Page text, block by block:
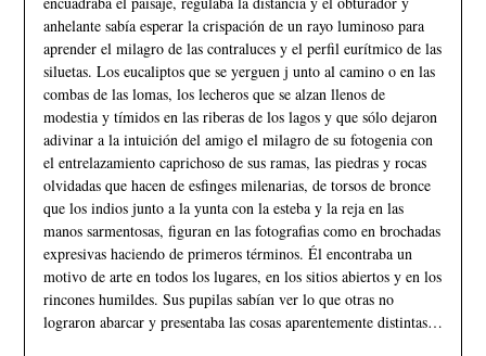
anhelante sabía esperar la crispación de un rayo luminoso para
aprender el milagro de las contraluces y el perfil eurítmico de las
siluetas. Los eucaliptos que se yerguen j unto al camino o en las
combas de las lomas, los lecheros que se alzan llenos de
modestia y tímidos en las riberas de los lagos y que sólo dejaron
adivinar a la intuición del amigo el milagro de su fotogenia con
el entrelazamiento caprichoso de sus ramas, las piedras y rocas
olvidadas que hacen de esfinges milenarias, de torsos de bronce
que los indios junto a la yunta con la esteba y la reja en las
manos sarmentosas, figuran en las fotografias como en brochadas
expresivas haciendo de primeros términos. Él encontraba un
motivo de arte en todos los lugares, en los sitios abiertos y en los
rincones humildes. Sus pupilas sabían ver lo que otras no
lograron abarcar y presentaba las cosas aparentemente distintas…